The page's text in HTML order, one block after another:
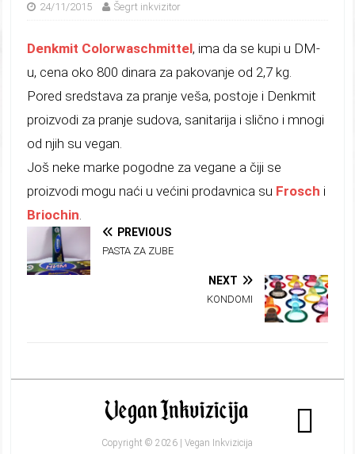
24/11/2015 Šegrt inkvizitor
Denkmit Colorwaschmittel, ima da se kupi u DM-
u, cena oko 800 dinara za pakovanje od 2,7 kg.
Pored sredstava za pranje veša, postoje i Denkmit
proizvodi za pranje sudova, sanitarija i slično i mnogi
od njih su vegan.
Još neke marke pogodne za vegane a čiji se
proizvodi mogu naći u većini prodavnica su Frosch i
Briochin.
PREVIOUS
PASTA ZA ZUBE
NEXT
KONDOMI
Copyright © 2026 | Vegan Inkvizicija